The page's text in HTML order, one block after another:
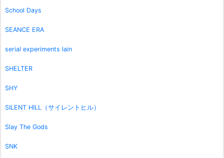
School Days
SEANCE ERA
serial experiments lain
SHELTER
SHY
SILENT HILL（サイレントヒル）
Slay The Gods
SNK